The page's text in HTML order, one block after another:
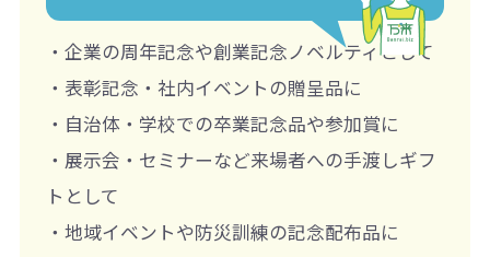
・企業の周年記念や創業記念ノベルティとして
・表彰記念・社内イベントの贈呈品に
・自治体・学校での卒業記念品や参加賞に
・展示会・セミナーなど来場者への手渡しギフ
トとして
・地域イベントや防災訓練の記念配布品に